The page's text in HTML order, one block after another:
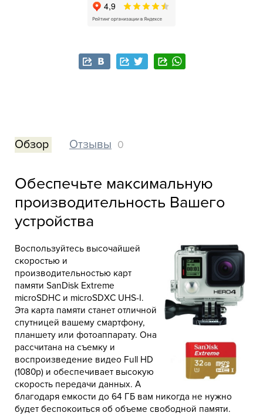
Обзор Отзывы 0
Обеспечьте максимальную
производительность Вашего
устройства
Воспользуйтесь высочайшей
скоростью и
производительностью карт
памяти SanDisk Extreme
microSDHC и microSDXC UHS-I.
Эта карта памяти станет отличной
спутницей вашему смартфону,
планшету или фотоаппарату. Она
рассчитана на съемку и
воспроизведение видео Full HD
(1080p) и обеспечивает высокую
скорость передачи данных. А
благодаря емкости до 64 ГБ вам никогда не нужно
будет беспокоиться об объеме свободной памяти.